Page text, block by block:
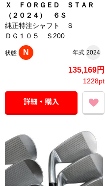
Ｘ ＦＯＲＧＥＤ ＳＴＡＲ
（２０２４） ６Ｓ
純正特注シャフト Ｓ
ＤＧ１０５ Ｓ200
状態 N 年式 2024
135,169円
1228pt